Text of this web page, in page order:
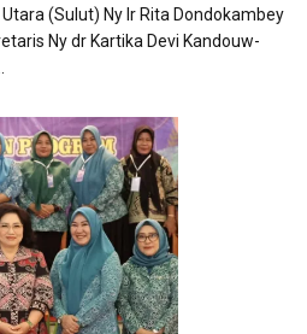
(Sulut) Ny Ir Rita Dondokambey
Ny dr Kartika Devi Kandouw-